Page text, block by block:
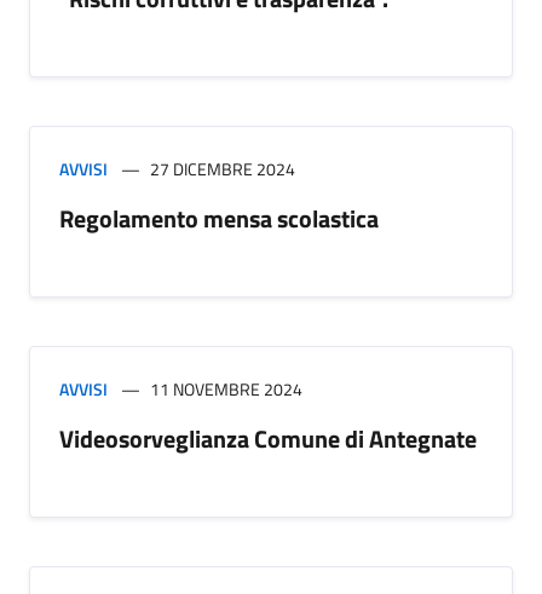
AVVISI 27 DICEMBRE 2024
Regolamento mensa scolastica
AVVISI 11 NOVEMBRE 2024
Videosorveglianza Comune di Antegnate